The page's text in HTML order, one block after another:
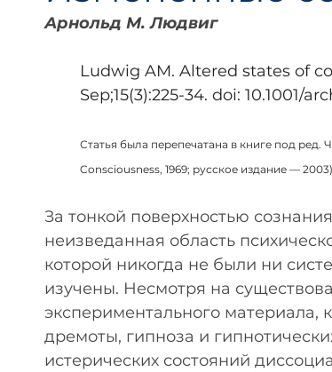
Трансдисцип. наука о сознании
Технологии ИСС Интервью
Арнольд М. Людвиг
Ludwig AM. Altered states of
Sep;15(3):225-34. doi: 10.1001/
Статья была перепечатана в книге под ред.
Consciousness, 1969; русское издание —
За тонкой поверхностью
неизведанная область
которой никогда не были ни
изучены. Несмотря на
экспериментального материала,
дремоты, гипноза и
истерических состояний